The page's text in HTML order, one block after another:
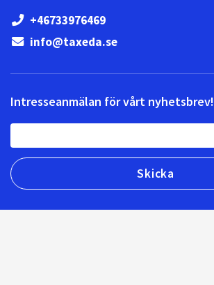
+46733976469
info@taxeda.se
Intresseanmälan för vårt nyhetsbrev!